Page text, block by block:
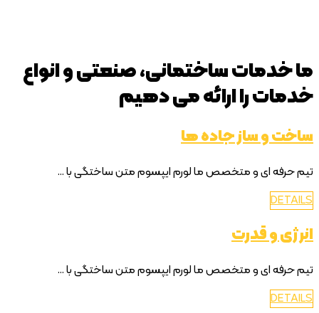
ما خدمات ساختمانی، صنعتی و انواع
خدمات را ارائه می دهیم
ساخت و ساز جاده ها
تیم حرفه ای و متخصص ما لورم ایپسوم متن ساختگی با ...
DETAILS
انرژی و قدرت
تیم حرفه ای و متخصص ما لورم ایپسوم متن ساختگی با ...
DETAILS